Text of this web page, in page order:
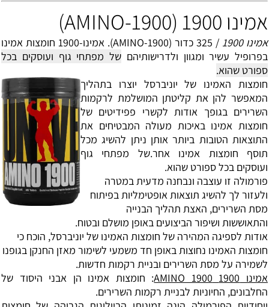
אמינו 1900 (AMINO-1900)
אמינו 1900
/ 325 כדור (AMINO-1900). אמינו-1900 חומצות אמינו
בפרופיל עשיר ומגוון ולדרישותיהם של מפתחי גוף ועוסקים בכל
ספורט שהוא.
חומצות האמינו של יוניברסל יוצרו בתהליך
המאפשר להן את קליטתן המושלמת לרקמות
השרירים בגופך אודות לקשרי פפידיטים של
חומצות אמינו באיכות מעולה המבטיחים את
התוצאות הטובות ביותר אותן ניתן להשיג מכל
תוסף חומצות אמינו אחר.של מפתחי גוף
ועוסקים בכל ספורט שהוא.
פורמולה זו עוצבה ונבחנה מדעית במטרה
ולעזור לך להשיג תוצאות אופטימליות בפיתוח
מסת השרירים, האצת תהליך הבנייה
והתאוששות ושיפור הביצועים באופן מושלם ובטוח.
אודות לספיגה המהירה של חומצות האמינו של יוניברסל, הוכח כי
חומצות האמינו נחוצות באופן חד משמעי לשימור מאזן החנקן בגופנו
לשמירה על מסת השרירים ובניית רקמות חדשות.
אמינו 1900 AMINO 1900
: חומצות אמינו הן אבני היסוד של
החלבונים, החיוניות לבניית רקמות השרירים.